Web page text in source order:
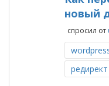
новый
спросил от
редирект